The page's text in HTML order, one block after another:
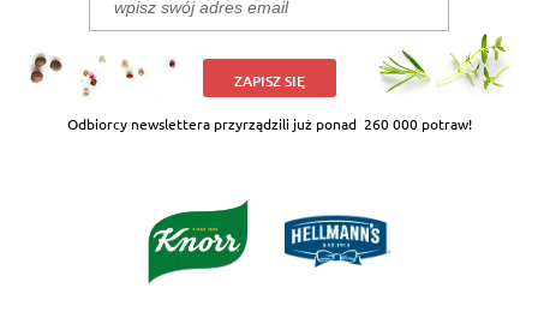
ZAPISZ SIĘ
Odbiorcy newslettera przyrządzili już ponad 260 000 potraw!